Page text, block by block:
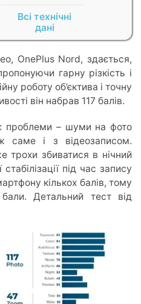
Всі технічні
дані
OnePlus Nord, здається,
гарну різкість і
роботу об’єктива і точну
він набрав 117 балів.
проблеми – шуми на фото
саме і з відеозаписом.
трохи збиватися в нічний
під час запису
кількох балів, тому
Детальний тест від